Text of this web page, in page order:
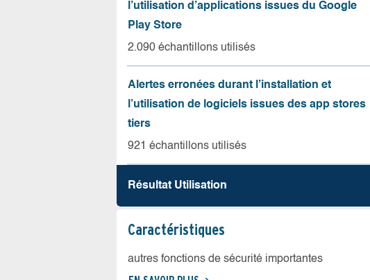
l’utilisation d’applications issues du Google
Play Store
2.090 échantillons utilisés
Alertes erronées durant l’installation et
l’utilisation de logiciels issues des app stores
tiers
921 échantillons utilisés
Résultat Utilisation
Caractéristiques
autres fonctions de sécurité importantes